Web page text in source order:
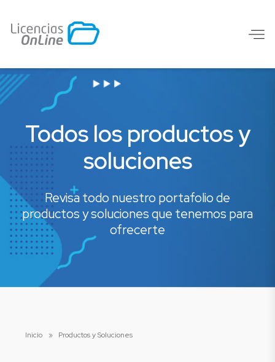
Todos los productos y
soluciones
Revisa todo nuestro portafolio de
productos y soluciones que tenemos para
ofrecerte
Inicio » Productos y Soluciones